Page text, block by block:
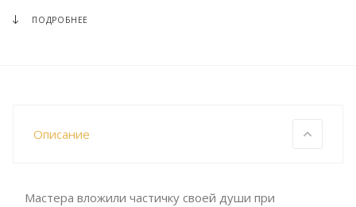
ПОДРОБНЕЕ
Описание
Мастера вложили частичку своей души при